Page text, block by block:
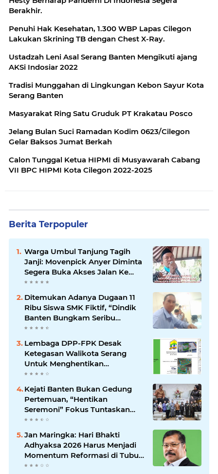
Berakhir.
Penuhi Hak Kesehatan, 1.300 WBP Lapas Cilegon
Lakukan Skrining TB dengan Chest X-Ray.
Ustadzah Leni Asal Serang Banten Mengikuti ajang
AKSi Indosiar 2022
Tradisi Munggahan di Lingkungan Kebon Sayur Kota
Serang Banten
Masyarakat Ring Satu Gruduk PT Krakatau Posco
Jelang Bulan Suci Ramadan Kodim 0623/Cilegon
Gelar Baksos Jumat Berkah
Calon Tunggal Ketua HIPMI di Musyawarah Cabang
VII BPC HIPMI Kota Cilegon 2022-2025
Berita Terpopuler
Warga Umbul Tanjung Tagih
Janji: Movenpick Anyer Diminta
Segera Buka Akses Jalan Ke
Pantai
Ditemukan Adanya Dugaan 11
Ribu Siswa SMK Fiktif, “Dindik
Banten Bungkam Seribu
Bahasa”
Lembaga DPP-FPK Desak
Ketegasan Walikota Serang
Untuk Menghentikan
Sementara Revitalisasi Alun-
Alun
Kejati Banten Bukan Gedung
Pertemuan, “Hentikan
Seremoni” Fokus Tuntaskan
Korupsi!
Jan Maringka: Hari Bhakti
Adhyaksa 2026 Harus Menjadi
Momentum Reformasi di Tubuh
Kejaksaan